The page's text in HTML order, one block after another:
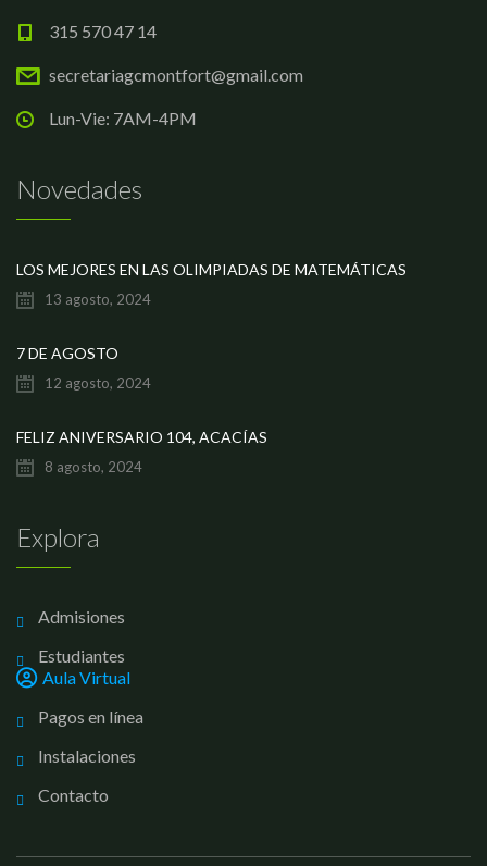
315 570 47 14
secretariagcmontfort@gmail.com
Lun-Vie: 7AM-4PM
Novedades
LOS MEJORES EN LAS OLIMPIADAS DE MATEMÁTICAS
13 agosto, 2024
7 DE AGOSTO
12 agosto, 2024
FELIZ ANIVERSARIO 104, ACACÍAS
8 agosto, 2024
Explora
Admisiones
Estudiantes
Aula Virtual
Pagos en línea
Instalaciones
Contacto